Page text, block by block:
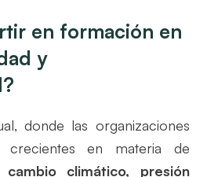
en formación en
y
donde las organizaciones
crecientes en materia de
cambio climático, presión